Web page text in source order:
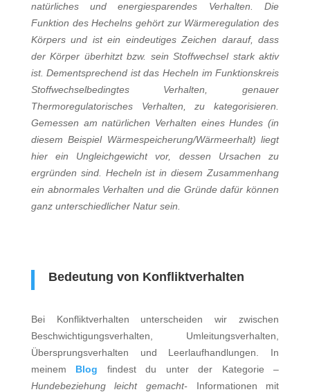
natürliches und energiesparendes Verhalten. Die
Funktion des Hechelns gehört zur Wärmeregulation des
Körpers und ist ein eindeutiges Zeichen darauf, dass
der Körper überhitzt bzw. sein Stoffwechsel stark aktiv
ist. Dementsprechend ist das Hecheln im Funktionskreis
Stoffwechselbedingtes Verhalten, genauer
Thermoregulatorisches Verhalten, zu kategorisieren.
Gemessen am natürlichen Verhalten eines Hundes (in
diesem Beispiel Wärmespeicherung/Wärmeerhalt) liegt
hier ein Ungleichgewicht vor, dessen Ursachen zu
ergründen sind. Hecheln ist in diesem Zusammenhang
ein abnormales Verhalten und die Gründe dafür können
ganz unterschiedlicher Natur sein.
Bedeutung von Konfliktverhalten
Bei Konfliktverhalten unterscheiden wir zwischen
Beschwichtigungsverhalten, Umleitungsverhalten,
Übersprungsverhalten und Leerlaufhandlungen. In
meinem Blog findest du unter der Kategorie –
Hundebeziehung leicht gemacht- Informationen mit